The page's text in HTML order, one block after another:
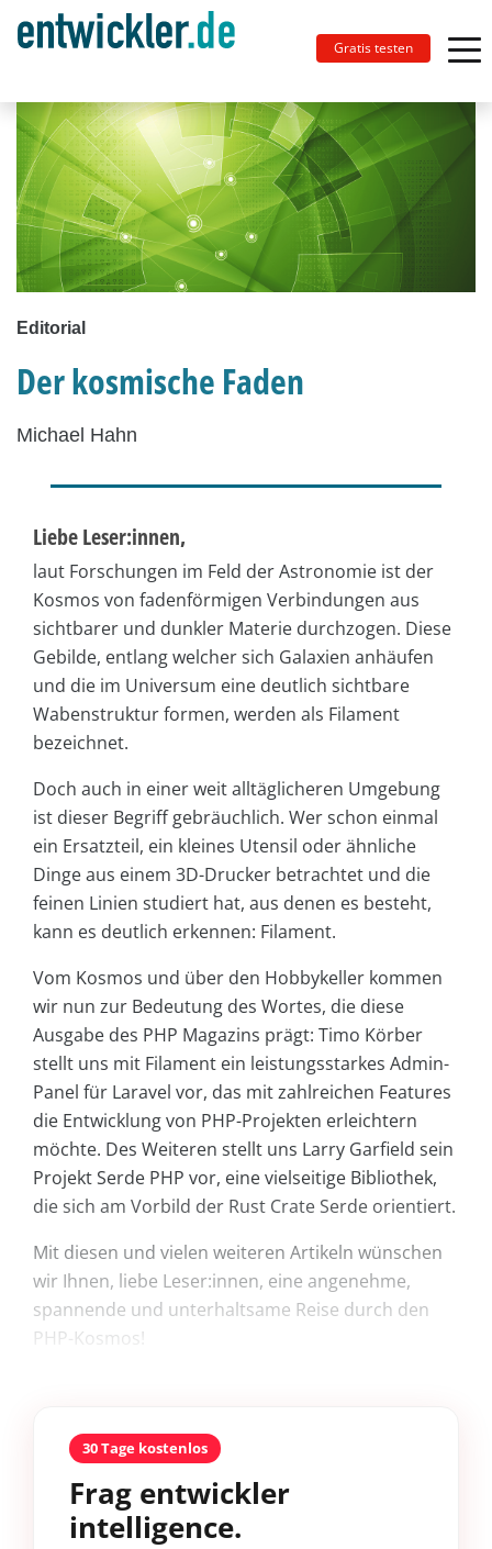
Gratis testen
Editorial
Der kosmische Faden
Michael Hahn
Liebe Leser:innen,
laut Forschungen im Feld der Astronomie ist der
Kosmos von fadenförmigen Verbindungen aus
sichtbarer und dunkler Materie durchzogen. Diese
Gebilde, entlang welcher sich Galaxien anhäufen
und die im Universum eine deutlich sichtbare
Wabenstruktur formen, werden als Filament
bezeichnet.
Doch auch in einer weit alltäglicheren Umgebung
ist dieser Begriff gebräuchlich. Wer schon einmal
ein Ersatzteil, ein kleines Utensil oder ähnliche
Dinge aus einem 3D-Drucker betrachtet und die
feinen Linien studiert hat, aus denen es besteht,
kann es deutlich erkennen: Filament.
Vom Kosmos und über den Hobbykeller kommen
wir nun zur Bedeutung des Wortes, die diese
Ausgabe des PHP Magazins prägt: Timo Körber
stellt uns mit Filament ein leistungsstarkes Admin-
Panel für Laravel vor, das mit zahlreichen Features
die Entwicklung von PHP-Projekten erleichtern
möchte. Des Weiteren stellt uns Larry Garfield sein
Projekt Serde PHP vor, eine vielseitige Bibliothek,
die sich am Vorbild der Rust Crate Serde orientiert.
Mit diesen und vielen weiteren Artikeln wünschen
wir Ihnen, liebe Leser:innen, eine angenehme,
spannende und unterhaltsame Reise durch den
PHP-Kosmos!
30 Tage kostenlos
Frag entwickler
intelligence.